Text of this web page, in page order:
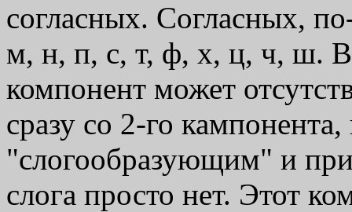
согласных. Согласных,
м, н, п, с, т, ф, х, ц, ч, ш.
компонент может
сразу со 2-го
"слогообразующим" и
слога просто нет. Этот